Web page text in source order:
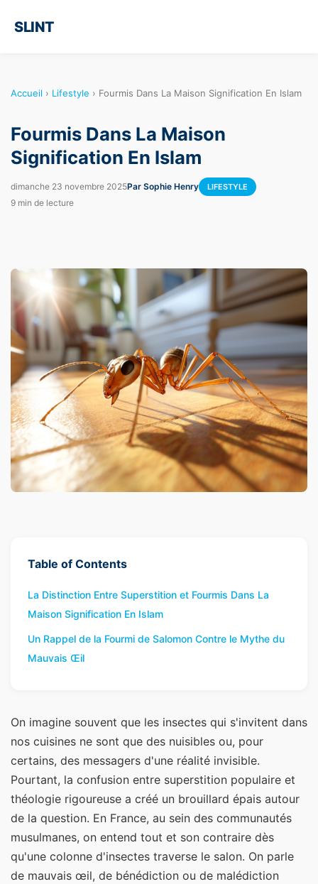
SLINT
Accueil › Lifestyle › Fourmis Dans La Maison Signification En Islam
Fourmis Dans La Maison
Signification En Islam
dimanche 23 novembre 2025Par Sophie Henry LIFESTYLE
9 min de lecture
Table of Contents
La Distinction Entre Superstition et Fourmis Dans La
Maison Signification En Islam
Un Rappel de la Fourmi de Salomon Contre le Mythe du
Mauvais Œil
On imagine souvent que les insectes qui s'invitent dans
nos cuisines ne sont que des nuisibles ou, pour
certains, des messagers d'une réalité invisible.
Pourtant, la confusion entre superstition populaire et
théologie rigoureuse a créé un brouillard épais autour
de la question. En France, au sein des communautés
musulmanes, on entend tout et son contraire dès
qu'une colonne d'insectes traverse le salon. On parle
de mauvais œil, de bénédiction ou de malédiction